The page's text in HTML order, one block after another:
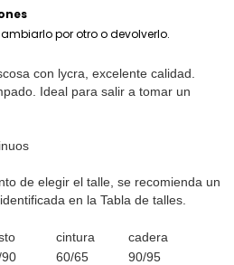
por otro o devolverlo.
con lycra, excelente calidad.
Ideal para salir a tomar un
de elegir el talle, se recomienda un
en la Tabla de talles.
cintura
cadera
60/65
90/95